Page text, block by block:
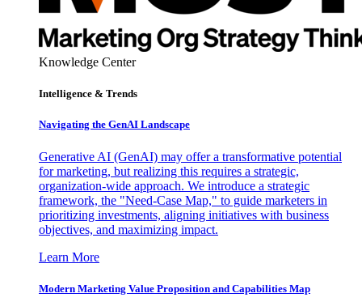
Knowledge Center
Intelligence & Trends
Navigating the GenAI Landscape
Generative AI (GenAI) may offer a transformative potential
for marketing, but realizing this requires a strategic,
organization-wide approach. We introduce a strategic
framework, the "Need-Case Map," to guide marketers in
prioritizing investments, aligning initiatives with business
objectives, and maximizing impact.
Learn More
Modern Marketing Value Proposition and Capabilities Map